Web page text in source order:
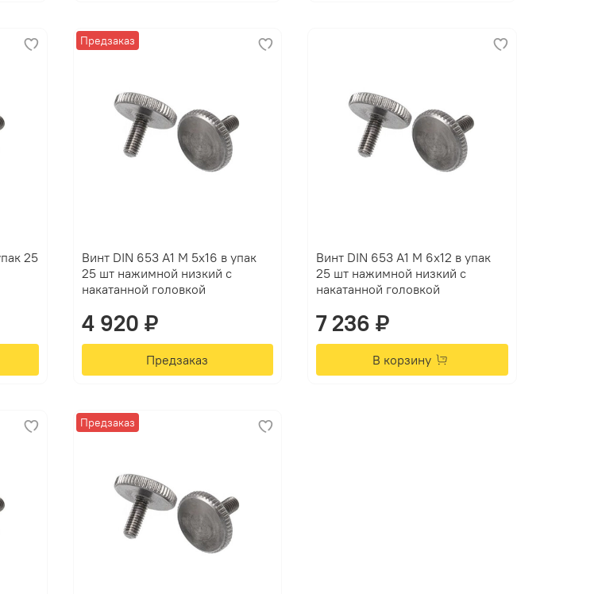
25
Предзаказ
Винт DIN 653 А1 M 5х16 в упак
25 шт нажимной низкий с
накатанной головкой
4 920 ₽
Предзаказ
Винт DIN 653 А1 M 6х12 в упак
25 шт нажимной низкий с
накатанной головкой
7 236 ₽
В корзину
Предзаказ